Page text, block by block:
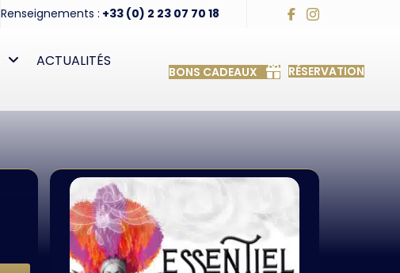
Renseignements : +33 (0) 2 23 07 70 18
ACTUALITÉS
BONS CADEAUX RÉSERVATION